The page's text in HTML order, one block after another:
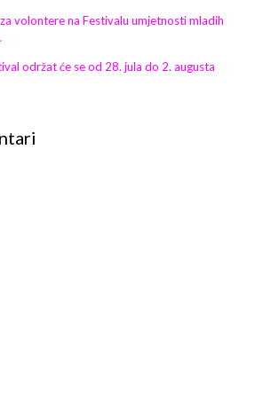
volontere na Festivalu umjetnosti mladih
održat će se od 28. jula do 2. augusta